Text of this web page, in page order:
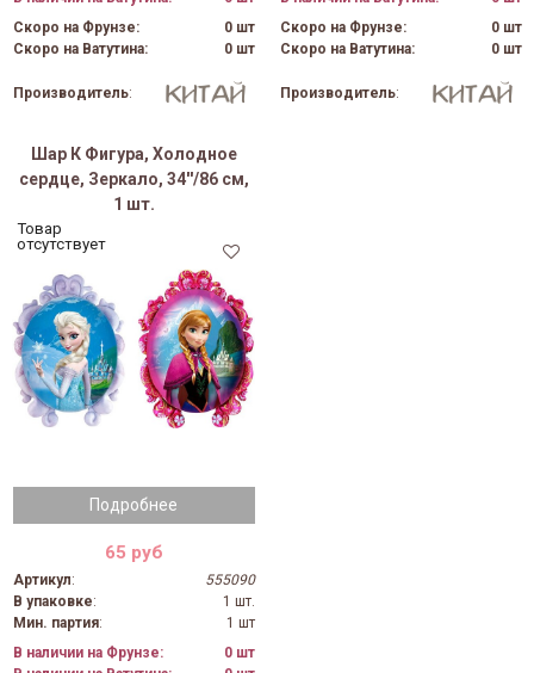
Скоро на Фрунзе:
0 шт
Скоро на Ватутина:
0 шт
Производитель:
Скоро на Фрунзе:
0 шт
Скоро на Ватутина:
0 шт
Производитель:
Шар К Фигура, Холодное
сердце, Зеркало, 34''/86 см,
1 шт.
Подробнее
Товар
отсутствует
65 руб
Артикул:
555090
В упаковке:
1 шт.
Мин. партия:
1 шт
В наличии на Фрунзе:
0 шт